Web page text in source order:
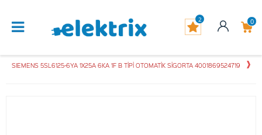
0
2
SIEMENS 5SL6125-6YA 1X25A 6KA 1F B TİPİ OTOMATİK SİGORTA 4001869524719